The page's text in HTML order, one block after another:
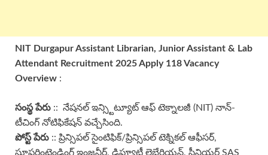
NIT DurgapurAssistant Librarian, Junior Assistant & Lab
Attendant Recruitment 2025 Apply 118 Vacancy
Overview :
సంస్థ పేరు :: నేషనల్ ఇన్స్టిట్యూట్ ఆఫ్ టెక్నాలజీ (NIT) నాన్-
టీచింగ్ నోటిఫికేషన్ వచ్చేసింది.
పోస్ట్ పేరు :: ప్రిన్సిపల్ సైంటిఫిక్/ప్రిన్సిపల్ టెక్నికల్ ఆఫీసర్,
సూపరింటెండింగ్ ఇంజనీర్, డిప్యూటీ లైబ్రేరియన్, సీనియర్ SAS